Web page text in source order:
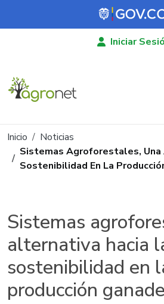
Pasar al contenido principal
Iniciar
Ruta de navegación
Inicio
Noticias
Sistemas Agroforestales, Una
Sostenibilidad En La
Sistemas
alternativa hacia
sostenibilidad en
producción